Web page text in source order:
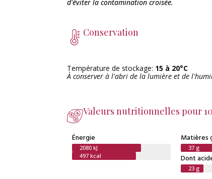
d'éviter la contamination croisée.
Conservation
Température de stockage: 15 à 20°C
À conserver à l'abri de la lumière et de
Valeurs nutritionnelles pour
Énergie
2080 kJ
497 kcal
Matières
37 g
Dont
23 g